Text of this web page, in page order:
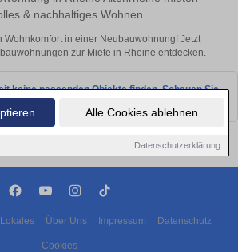
Alle Cookies ablehnen
Datenschutzerklärung
& nachhaltiges Wohnen
Wohnkomfort in einer Neubauwohnung! Jetzt
zur Miete in Rheine entdecken.
keine passenden Objekte finden. Schauen Sie
Lokales Über Uns Impressum Datenschutz
Cookies